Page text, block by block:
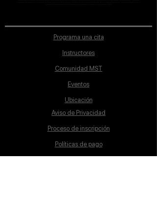
Programa una cita
Instructores
Comunidad MST
Eventos
Ubicación
Aviso de Privacidad
Proceso de inscripción
Políticas de pago